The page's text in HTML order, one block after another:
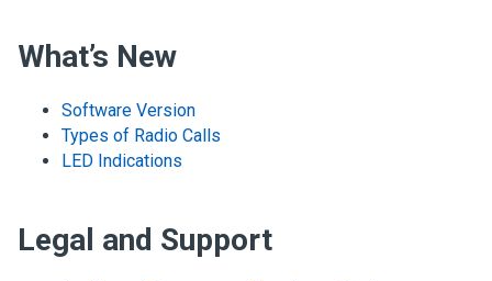
What’s New
Software Version
Types of Radio Calls
LED Indications
Legal and Support